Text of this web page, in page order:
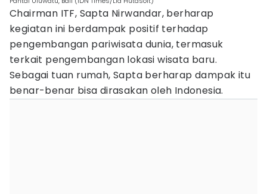
Chairman ITF, Sapta Nirwandar, berharap
kegiatan ini berdampak positif terhadap
pengembangan pariwisata dunia, termasuk
terkait pengembangan lokasi wisata baru.
Sebagai tuan rumah, Sapta berharap dampak itu
benar-benar bisa dirasakan oleh Indonesia.